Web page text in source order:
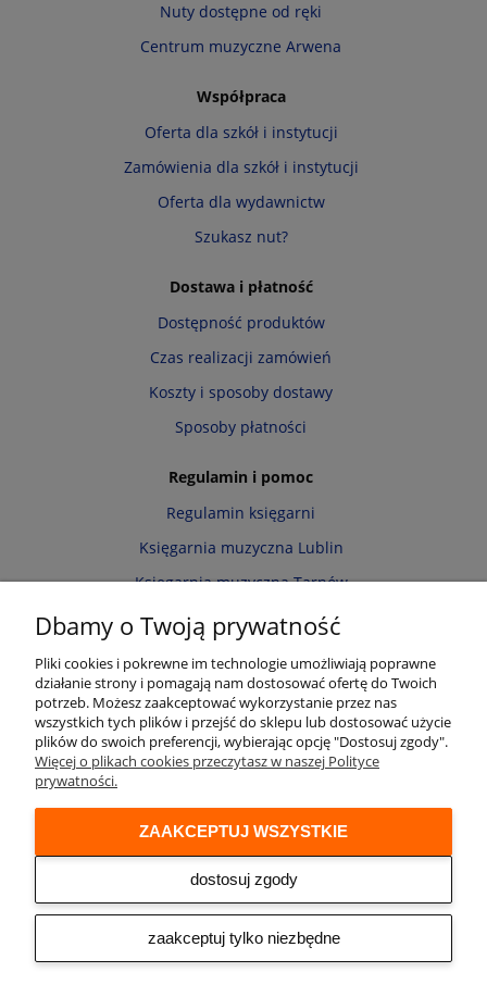
Nuty dostępne od ręki
Centrum muzyczne Arwena
Współpraca
Oferta dla szkół i instytucji
Zamówienia dla szkół i instytucji
Oferta dla wydawnictw
Szukasz nut?
Dostawa i płatność
Dostępność produktów
Czas realizacji zamówień
Koszty i sposoby dostawy
Sposoby płatności
Regulamin i pomoc
Regulamin księgarni
Księgarnia muzyczna Lublin
Księgarnia muzyczna Tarnów
Informacja o cookies
Zwroty i reklamacje
Moje konto
Twoje zamówienia
Przechowalnia
Ustawienia konta
Audio online
© 2026 Księgarnia muzyczna Alenuty.pl
prowadzona przez firmę Arwena S.C. os. Zwycięstwa 2/88 61-643 Poznań
Dbamy o Twoją prywatność
Pliki cookies i pokrewne im technologie umożliwiają poprawne
działanie strony i pomagają nam dostosować ofertę do Twoich
potrzeb. Możesz zaakceptować wykorzystanie przez nas
wszystkich tych plików i przejść do sklepu lub dostosować użycie
plików do swoich preferencji, wybierając opcję "Dostosuj zgody".
Więcej o plikach cookies przeczytasz w naszej Polityce
prywatności.
zaakceptuj tylko niezbędne
dostosuj zgody
ZAAKCEPTUJ WSZYSTKIE